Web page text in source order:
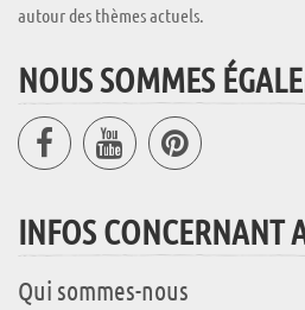
autour des thèmes actuels.
NOUS SOMMES
INFOS CONCERNANT
Qui sommes-nous